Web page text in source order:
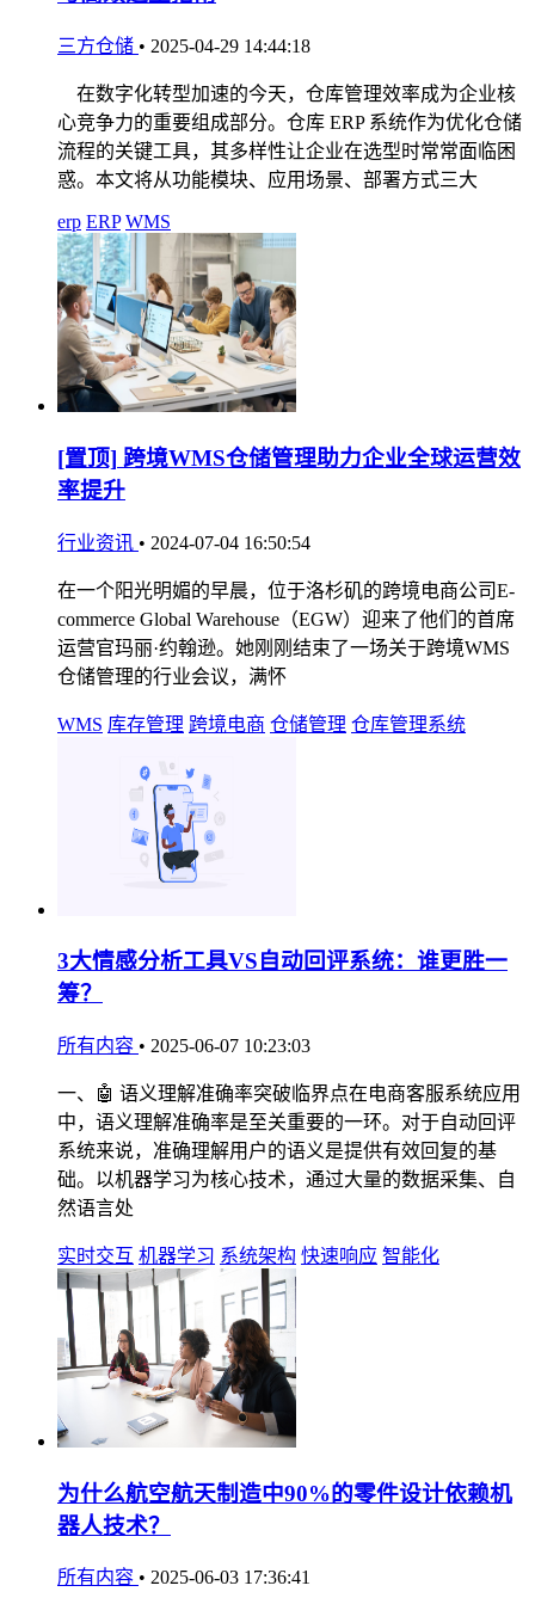
三方仓储 • 2025-04-29 14:44:18
在数字化转型加速的今天，仓库管理效率成为企业核
心竞争力的重要组成部分。仓库 ERP 系统作为优化仓储
流程的关键工具，其多样性让企业在选型时常常面临困
惑。本文将从功能模块、应用场景、部署方式三大
erp ERP WMS
[置顶] 跨境WMS仓储管理助力企业全球运营效
率提升
行业资讯 • 2024-07-04 16:50:54
在一个阳光明媚的早晨，位于洛杉矶的跨境电商公司E-
commerce Global Warehouse（EGW）迎来了他们的首席
运营官玛丽·约翰逊。她刚刚结束了一场关于跨境WMS
仓储管理的行业会议，满怀
WMS 库存管理 跨境电商 仓储管理 仓库管理系统
3大情感分析工具VS自动回评系统：谁更胜一
筹？
所有内容 • 2025-06-07 10:23:03
一、🤖 语义理解准确率突破临界点在电商客服系统应用
中，语义理解准确率是至关重要的一环。对于自动回评
系统来说，准确理解用户的语义是提供有效回复的基
础。以机器学习为核心技术，通过大量的数据采集、自
然语言处
实时交互 机器学习 系统架构 快速响应 智能化
为什么航空航天制造中90%的零件设计依赖机
器人技术？
所有内容 • 2025-06-03 17:36:41